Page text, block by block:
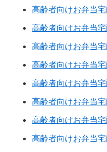
高齢者向けお弁当
高齢者向けお弁当
高齢者向けお弁当
高齢者向けお弁当
高齢者向けお弁当
高齢者向けお弁当
高齢者向けお弁当
高齢者向けお弁当